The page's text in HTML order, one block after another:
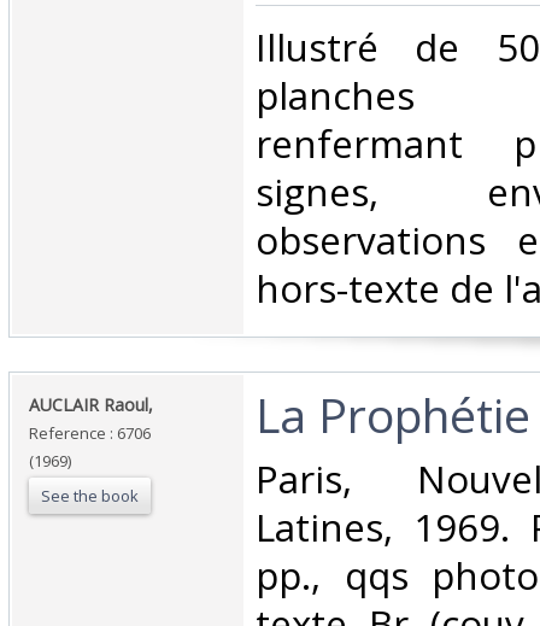
‎Illustré de
planches
renfermant
signes,
observations
hors-texte de
‎AUCLAIR Raoul,‎
Reference : 6706
(1969)
See the book
‎La
‎Paris,
Latines, 1969.
pp., qqs